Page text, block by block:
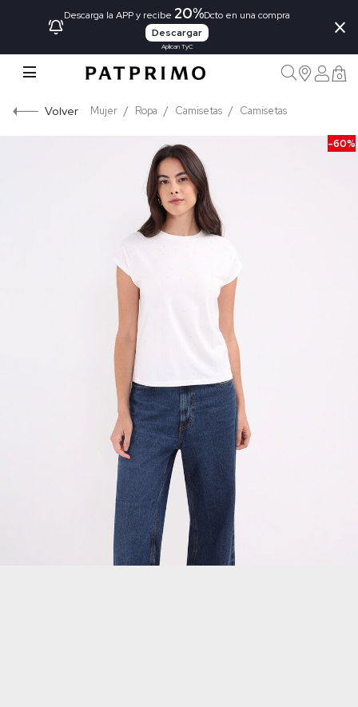
Descarga la APP y recibe 20%Dcto en una compra
Descargar
Aplican TyC
×
0
Volver Mujer Ropa Camisetas Camisetas
-60%